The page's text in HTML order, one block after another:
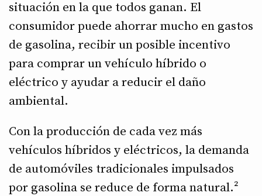
situación en la que todos ganan. El
consumidor puede ahorrar mucho en gastos
de gasolina, recibir un posible incentivo
para comprar un vehículo híbrido o
eléctrico y ayudar a reducir el daño
ambiental.
Con la producción de cada vez más
vehículos híbridos y eléctricos, la demanda
de automóviles tradicionales impulsados
por gasolina se reduce de forma natural.²